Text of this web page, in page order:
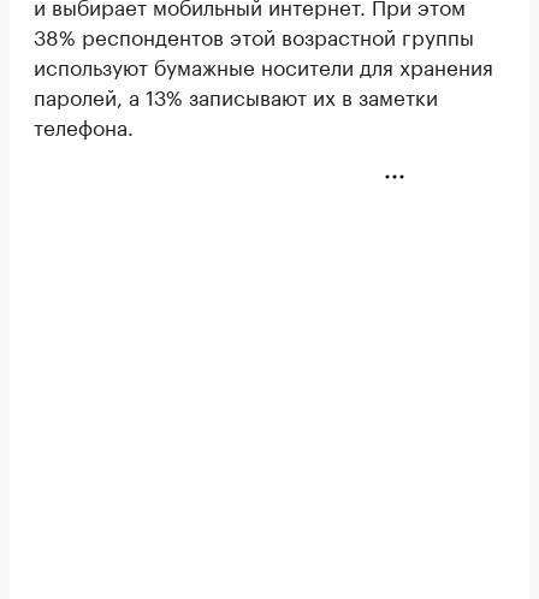
38% респондентов этой возрастной группы
используют бумажные носители для хранения
паролей, а 13% записывают их в заметки
телефона.